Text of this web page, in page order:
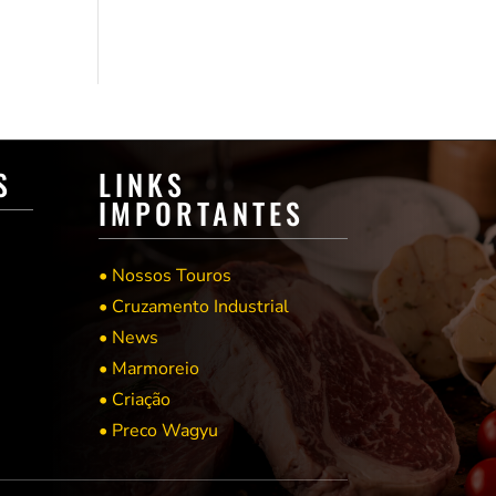
LINKS
IMPORTANTES
• Nossos Touros
• Cruzamento Industrial
• News
• Marmoreio
• Criação
• Preco Wagyu